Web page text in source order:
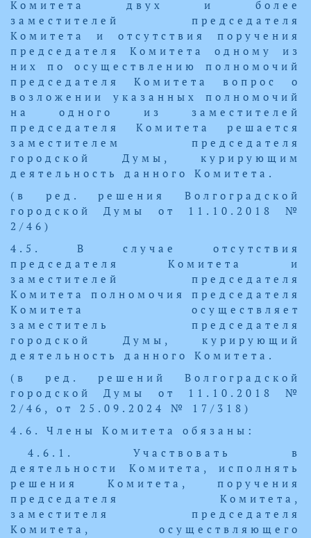
Комитета двух и более
заместителей председателя
Комитета и отсутствия поручения
председателя Комитета одному из
них по осуществлению полномочий
председателя Комитета вопрос о
возложении указанных полномочий
на одного из заместителей
председателя Комитета решается
заместителем председателя
городской Думы, курирующим
деятельность данного Комитета.
(в ред. решения Волгоградской
городской Думы от 11.10.2018 №
2/46)
4.5. В случае отсутствия
председателя Комитета и
заместителей председателя
Комитета полномочия председателя
Комитета осуществляет
заместитель председателя
городской Думы, курирующий
деятельность данного Комитета.
(в ред. решений Волгоградской
городской Думы от 11.10.2018 №
2/46, от 25.09.2024 № 17/318)
4.6. Члены Комитета обязаны:
4.6.1. Участвовать в
деятельности Комитета, исполнять
решения Комитета, поручения
председателя Комитета,
заместителя председателя
Комитета, осуществляющего